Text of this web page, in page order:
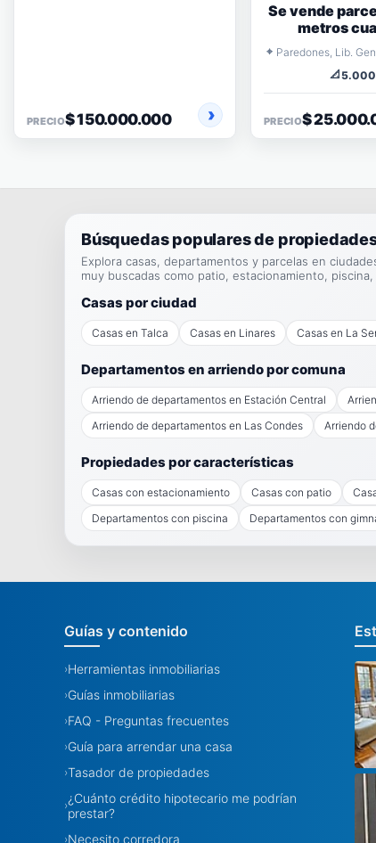
PRECIO$ 150.000.000
Se vende
metros
⌖
📐
PRECIO$
Búsquedas populares de
Explora casas, departamentos y parcelas en
muy buscadas como patio, estacionamiento,
Casas por ciudad
Casas en Talca Casas en Linares Casas en La
Departamentos en arriendo por comuna
Arriendo de departamentos en Estación Central
Arriendo de departamentos en Las Condes
Arriendo
Propiedades por características
Casas con estacionamiento Casas con patio
Departamentos con piscina
Departamentos con
Guías y contenido
›Herramientas inmobiliarias
›Guías inmobiliarias
›FAQ - Preguntas frecuentes
›Guía para arrendar una casa
›Tasador de propiedades
›¿Cuánto crédito hipotecario me podrían
prestar?
›Necesito corredora